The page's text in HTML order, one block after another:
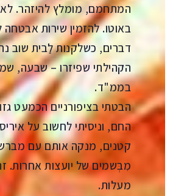
המתחמם, מומלץ להיזהר.
באוטו. להזמין שירות
דברים, כשלקנות לַבית שוב
הקהילתי שפיזרו – שבעה,
בממ"ד.
הבטתי בציפורניים הכמעט
החם, וניסיתי לחשוב על
קטנים, מנקה אותם עם
מִבְּשמים של יועצות אחרות.
מעלות.